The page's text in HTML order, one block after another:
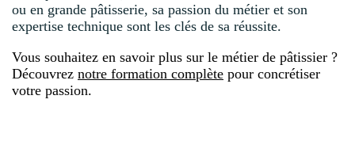
ou en grande pâtisserie, sa passion du métier et son
expertise technique sont les clés de sa réussite.
Vous souhaitez en savoir plus sur le métier de pâtissier ?
Découvrez notre formation complète pour concrétiser
votre passion.